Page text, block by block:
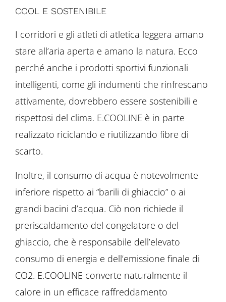
COOL E SOSTENIBILE
I corridori e gli atleti di atletica leggera amano
stare all’aria aperta e amano la natura. Ecco
perché anche i prodotti sportivi funzionali
intelligenti, come gli indumenti che rinfrescano
attivamente, dovrebbero essere sostenibili e
rispettosi del clima. E.COOLINE è in parte
realizzato riciclando e riutilizzando fibre di
scarto.
Inoltre, il consumo di acqua è notevolmente
inferiore rispetto ai “barili di ghiaccio” o ai
grandi bacini d’acqua. Ciò non richiede il
preriscaldamento del congelatore o del
ghiaccio, che è responsabile dell’elevato
consumo di energia e dell’emissione finale di
CO2. E.COOLINE converte naturalmente il
calore in un efficace raffreddamento